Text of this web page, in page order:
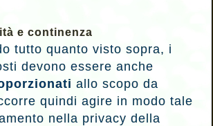
e continenza
tutto quanto visto sopra, i
devono essere anche
allo scopo da
quindi agire in modo tale
nella privacy della